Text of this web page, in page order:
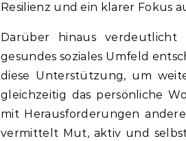
Resilienz und ein klarer Fokus
Darüber hinaus verdeutlicht
gesundes soziales Umfeld
diese Unterstützung, um
gleichzeitig das persönliche
mit Herausforderungen
vermittelt Mut, aktiv und